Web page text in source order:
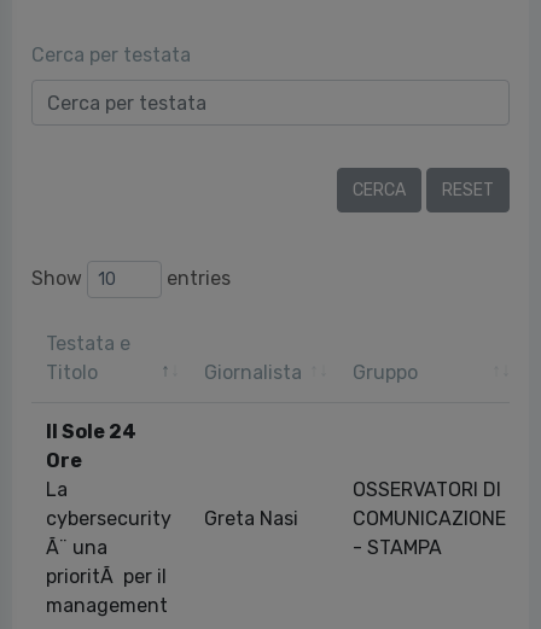
Cerca per testata
Show entries
Testata e
Titolo
Giornalista Gruppo
Il Sole 24
Ore
La
cybersecurity
Ã¨ una
prioritÃ per il
management
Greta Nasi
OSSERVATORI DI
COMUNICAZIONE
- STAMPA